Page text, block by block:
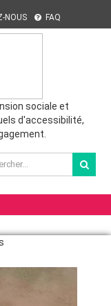
NOUS FAQ
sociale et
d'accessibilité,